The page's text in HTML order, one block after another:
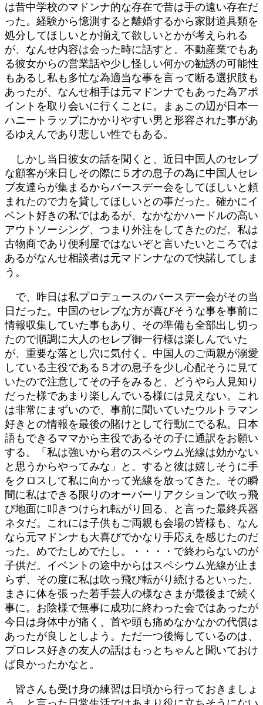
は昔中学校のマドンナ的な存在で昔は手の遠い存在だ
った。経験から憶測すると離婚するから家財道具類を
処分してほしいとか揃えて欲しいとかが考えられる
が、なんせ内容は会った時に話すと。不動産業でもあ
る彼女からの営業話や少し怪しい何かの勧誘の可能性
もあるし私も多忙な為適当な事を言って断る選択肢も
あったが、なんせ相手は元マドンナでもあった為アポ
イントを取り会いに行くことに。まぁこの辺が日本一
ハニートラップにかかりやすい男と形容された事があ
るゆえんであり悲しい性でもある。
しかし当日彼女の話を聞くと、近日中国人のセレブ
な顧客が来日しその際に５才の息子の為に中国人セレ
ブ友達らが集まるからバースデー会をしてほしいと頼
まれたので力を貸してほしいとの事だった。確かにイ
ベント好きの私ではあるが、なかなかハードルの高い
アウトソーシング、つまり外注をしてきたのだ。私は
古物商であり便利屋ではないぞと言いたいところでは
あるがなんせ相談者は元マドンナなので快諾してしま
う。
で、 昨日は私プロデュースのバースデー会がその当
日だった。中国のセレブな方が喜びそうな事を事前に
情報収集していた事もあり、その準備も全部出し切っ
たので順調に大人のセレブ御一行様は楽しんでいた
が、重要な落とし穴に気付く。中国人のご両親が溺愛
している主役である５才の息子を少し心配そうに見て
いたので注意してその子をみると、どうやら人見知り
だった様であまり楽しんでいる様には見えない。これ
は非常にまずいので、事前に聞いていたウルトラマン
好きとの情報を最後の賭けとして行動にでる私。日本
語もできるママから主役であるその子に通訳をお願い
する。「私は強いから君のスペシウム光線は効かない
と思うからやってみな」と。すると彼は嬉しそうに手
をクロスして私に向かって光線を放ってきた。その瞬
間に私はできる限りのオーバーリアクションで吹っ飛
び地面に叩きつけられ転がり回る、と言った最終兵器
ネタだ。これには子供もご両親も会場の皆様も、なん
なら元マドンナも大喜びでかなり手応えを感じたのだ
った。めでたしめでたし。・・・・で終わらないのが
子供だ。イベントの途中からはスペシウム光線が止ま
らず、その度に私は吹っ飛び転がり続けるといった、
まさに体を張った若手芸人の様なさまが最後まで続く
事に。お陰様で無事に成功に終わった会ではあったが
今日は身体中が痛く、首や頭も痛めなかなかの代償は
あったが良しとしよう。ただ一つ後悔しているのは、
プロレス好きの友人の話はもっとちゃんと聞いておけ
ば良かったかなと。
皆さんも受け身の練習は日頃から行っておきましょ